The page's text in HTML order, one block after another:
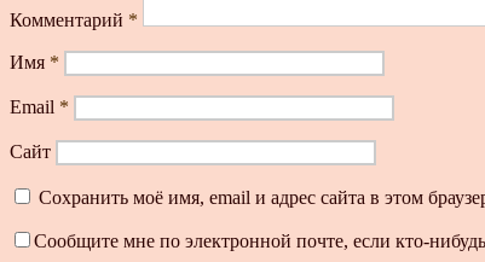
Комментарий *
Имя *
Email *
Сайт
Сохранить моё имя, email и адрес сайта в этом
Сообщите мне по электронной почте, если кто-